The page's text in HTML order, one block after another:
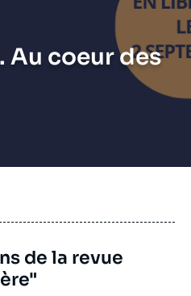
Au coeur des
de la revue